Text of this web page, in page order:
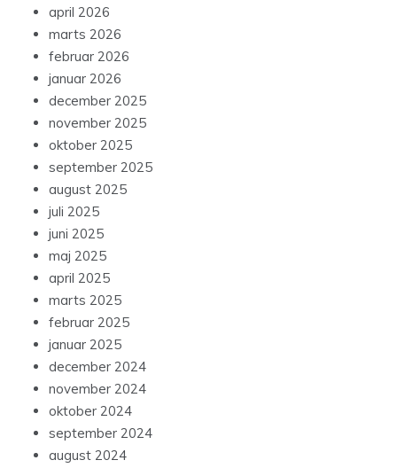
april 2026
marts 2026
februar 2026
januar 2026
december 2025
november 2025
oktober 2025
september 2025
august 2025
juli 2025
juni 2025
maj 2025
april 2025
marts 2025
februar 2025
januar 2025
december 2024
november 2024
oktober 2024
september 2024
august 2024